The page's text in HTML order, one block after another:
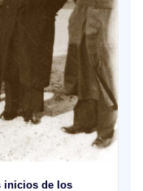
inicios de los